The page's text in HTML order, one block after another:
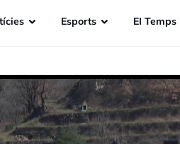
Esports EI Temps